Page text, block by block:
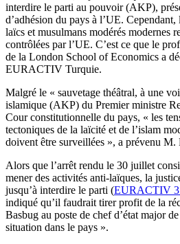
interdire le parti au pouvoir (AKP),
d’adhésion du pays à l’UE.
laïcs et musulmans modérés modernes
contrôlées par l’UE. C’est ce que le
de la London School of Economics a
EURACTIV Turquie.
Malgré le « sauvetage théâtral, à une
islamique (AKP) du Premier ministre
Cour constitutionnelle du pays, « les
tectoniques de la laïcité et de l’islam
doivent être surveillées », a prévenu M.
Alors que l’arrêt rendu le 30 juillet
mener des activités anti-laïques, la
jusqu’à interdire le parti (EURACTIV
indiqué qu’il faudrait tirer profit de la
Basbug au poste de chef d’état major
situation dans le pays ».